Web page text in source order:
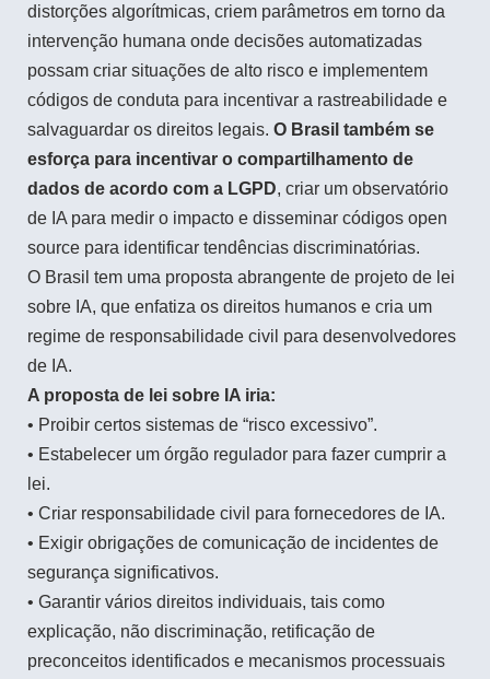
distorções algorítmicas, criem parâmetros em torno da
intervenção humana onde decisões automatizadas
possam criar situações de alto risco e implementem
códigos de conduta para incentivar a rastreabilidade e
salvaguardar os direitos legais. O Brasil também se
esforça para incentivar o compartilhamento de
dados de acordo com a LGPD, criar um observatório
de IA para medir o impacto e disseminar códigos open
source para identificar tendências discriminatórias.
O Brasil tem uma proposta abrangente de projeto de lei
sobre IA, que enfatiza os direitos humanos e cria um
regime de responsabilidade civil para desenvolvedores
de IA.
A proposta de lei sobre IA iria:
• Proibir certos sistemas de “risco excessivo”.
• Estabelecer um órgão regulador para fazer cumprir a
lei.
• Criar responsabilidade civil para fornecedores de IA.
• Exigir obrigações de comunicação de incidentes de
segurança significativos.
• Garantir vários direitos individuais, tais como
explicação, não discriminação, retificação de
preconceitos identificados e mecanismos processuais